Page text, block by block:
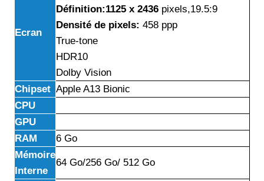
Ecran
Définition:1125 x 2436 pixels,19.5:9
Densité de pixels: 458 ppp
True-tone
HDR10
Dolby Vision
Chipset Apple A13 Bionic
CPU
GPU
RAM
6 Go
Mémoire
Interne
64 Go/256 Go/ 512 Go